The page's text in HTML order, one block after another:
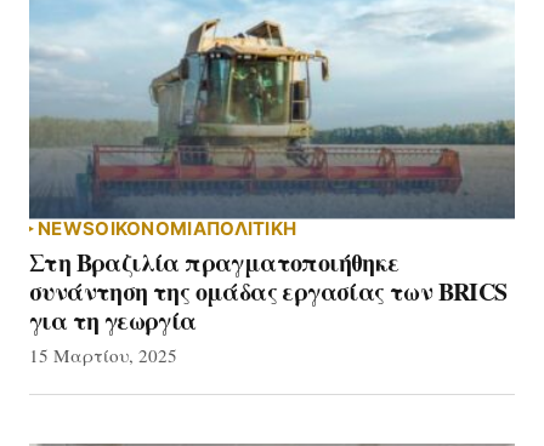
NEWSΟΙΚΟΝΟΜΙΑΠΟΛΙΤΙΚΗ
Στη Βραζιλία πραγματοποιήθηκε
συνάντηση της ομάδας εργασίας των BRICS
για τη γεωργία
15 Μαρτίου, 2025